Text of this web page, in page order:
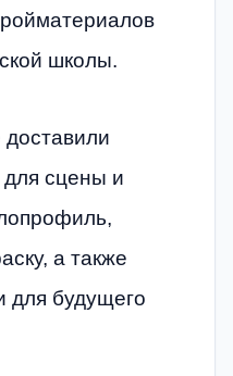
школы.
для сцены и
а также
для будущего